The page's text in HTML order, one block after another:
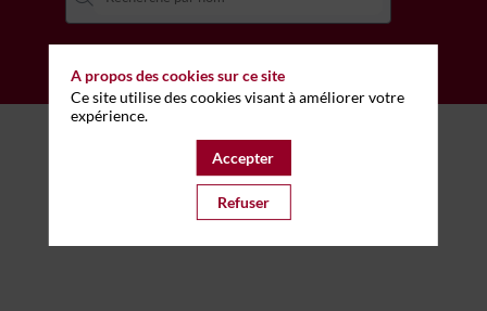
A propos des cookies sur ce site
Ce site utilise des cookies visant à améliorer votre
expérience.
Accepter
Refuser